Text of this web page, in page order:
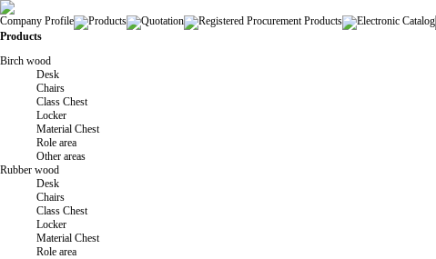
Company Profile Products Quotation Registered Procurement Products Electronic Catalog
Products
Birch wood
Desk
Chairs
Class Chest
Locker
Material Chest
Role area
Other areas
Rubber wood
Desk
Chairs
Class Chest
Locker
Material Chest
Role area